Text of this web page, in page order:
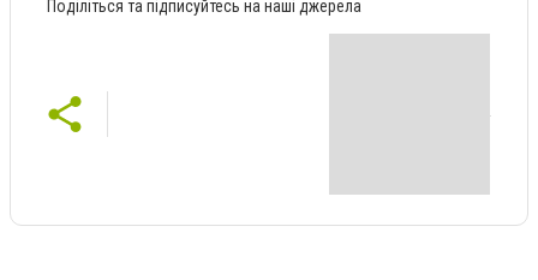
Поділіться та підписуйтесь на наші джерела